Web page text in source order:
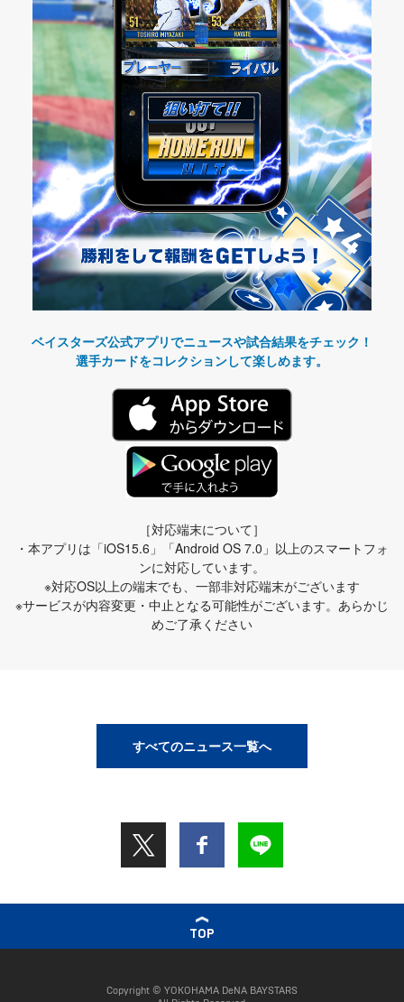
ベイスターズ公式アプリでニュースや試合結果をチェック！
選手カードをコレクションして楽しめます。
［対応端末について］
・本アプリは「iOS15.6」「Android OS 7.0」以上のスマートフォ
ンに対応しています。
※対応OS以上の端末でも、一部非対応端末がございます
※サービスが内容変更・中止となる可能性がございます。あらかじ
めご了承ください
すべてのニュース一覧へ
TOP
Copyright © YOKOHAMA DeNA BAYSTARS